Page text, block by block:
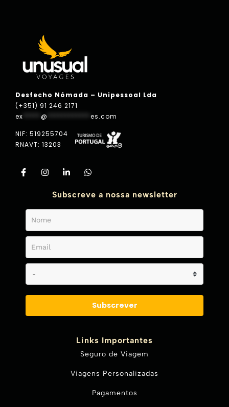
Desfecho Nómada – Unipessoal Lda
(+351) 91 246 2171
ex
@ es.com
NIF: 519255704
RNAVT: 13203
Subscreve a nossa newsletter
Subscrever
Links Importantes
Seguro de Viagem
Viagens Personalizadas
Pagamentos